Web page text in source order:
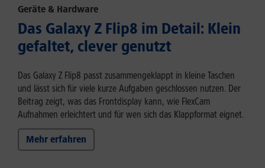
Geräte & Hardware
Das Galaxy Z Flip8 im Detail: Klein
gefaltet, clever genutzt
Das Galaxy Z Flip8 passt zusammengeklappt in kleine Taschen
und lässt sich für viele kurze Aufgaben geschlossen nutzen. Der
Beitrag zeigt, was das Frontdisplay kann, wie FlexCam
Aufnahmen erleichtert und für wen sich das Klappformat eignet.
Mehr erfahren